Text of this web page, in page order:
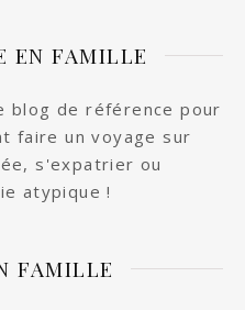
EN FAMILLE
blog de référence pour
faire un voyage sur
s'expatrier ou
atypique !
FAMILLE